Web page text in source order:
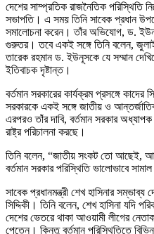
দেশের সাম্প্রতিক রাজনৈতিক পরিস্থিতি
সভাপতি। এ সময় তিনি সাবেক প্রধান
সমালোচনা করেন। তাঁর অভিযোগ, ড.
গুরুতর। তবে একই সঙ্গে তিনি বলেন, জুলাই
তারেক রহমান ড. ইউনূসকে যে সম্মান
ইতিবাচক দৃষ্টান্ত।
বর্তমান সরকারের কার্যক্রম প্রসঙ্গে কাদের
সরকারকে একই সঙ্গে জাতীয় ও
এরপরও তাঁর দাবি, বর্তমান সরকার
রাষ্ট্র পরিচালনা করছে।
তিনি বলেন, “জাতীয় সংকট তো আছেই,
বর্তমান সরকার পরিস্থিতি ভালোভাবে
সাবেক প্রধানমন্ত্রী শেখ হাসিনার
সিদ্দিকী। তিনি বলেন, শেখ হাসিনা যদি
দেশের ভেতরে থাকা আওয়ামী লীগের
পেতেন। কিন্তু বর্তমান পরিস্থিতিতে